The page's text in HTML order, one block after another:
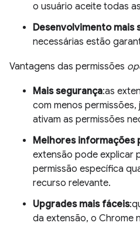
o usuário aceite todas
Desenvolvimento mais
necessárias estão
Vantagens das permissões
Mais segurança:as
com menos permissões,
ativam as permissões
Melhores informações
extensão pode explicar
permissão específica
recurso relevante.
Upgrades mais fáceis
da extensão, o Chrome